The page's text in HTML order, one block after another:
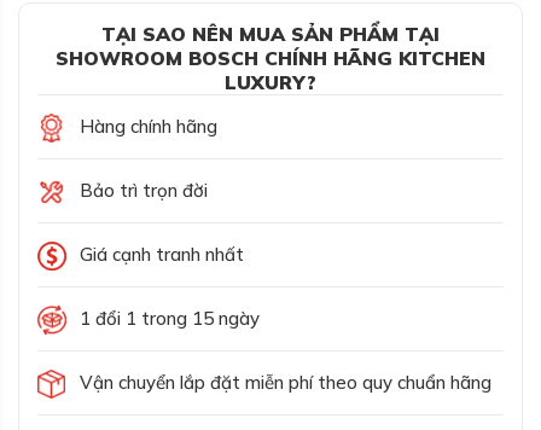
TẠI SAO NÊN MUA SẢN PHẨM TẠI
SHOWROOM BOSCH CHÍNH HÃNG KITCHEN
LUXURY?
Hàng chính hãng
Bảo trì trọn đời
Giá cạnh tranh nhất
1 đổi 1 trong 15 ngày
Vận chuyển lắp đặt miễn phí theo quy chuẩn hãng